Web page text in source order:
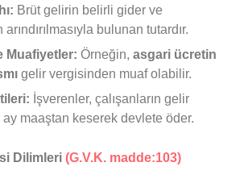
Brüt gelirin belirli gider ve
bulunan tutardır.
Muafiyetler: Örneğin, asgari ücretin
gelir vergisinden muaf olabilir.
İşverenler, çalışanların gelir
maaştan keserek devlete öder.
Dilimleri (G.V.K. madde:103)